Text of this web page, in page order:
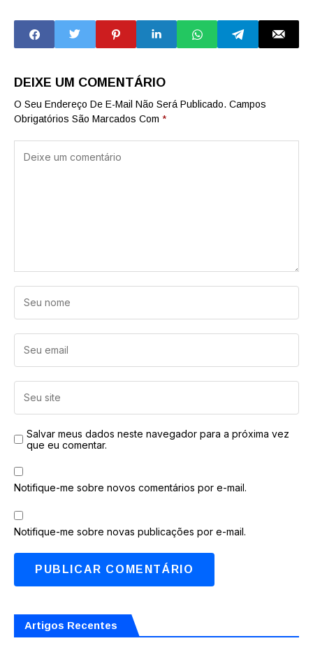
teatro
DEIXE UM COMENTÁRIO
O Seu Endereço De E-Mail Não Será Publicado. Campos
Obrigatórios São Marcados Com *
Salvar meus dados neste navegador para a próxima vez
que eu comentar.
Notifique-me sobre novos comentários por e-mail.
Notifique-me sobre novas publicações por e-mail.
Artigos Recentes